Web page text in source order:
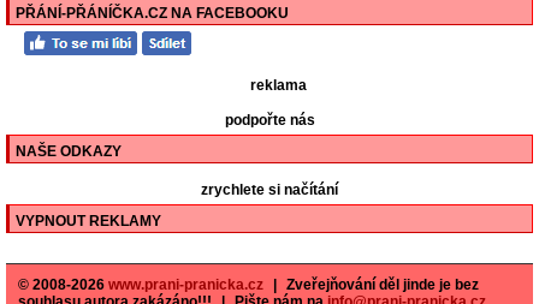
PŘÁNÍ-PŘÁNÍČKA.CZ NA FACEBOOKU
reklama
podpořte nás
NAŠE ODKAZY
zrychlete si načítání
VYPNOUT REKLAMY
© 2008-2026 www.prani-pranicka.cz
Zveřejňování děl jinde je bez